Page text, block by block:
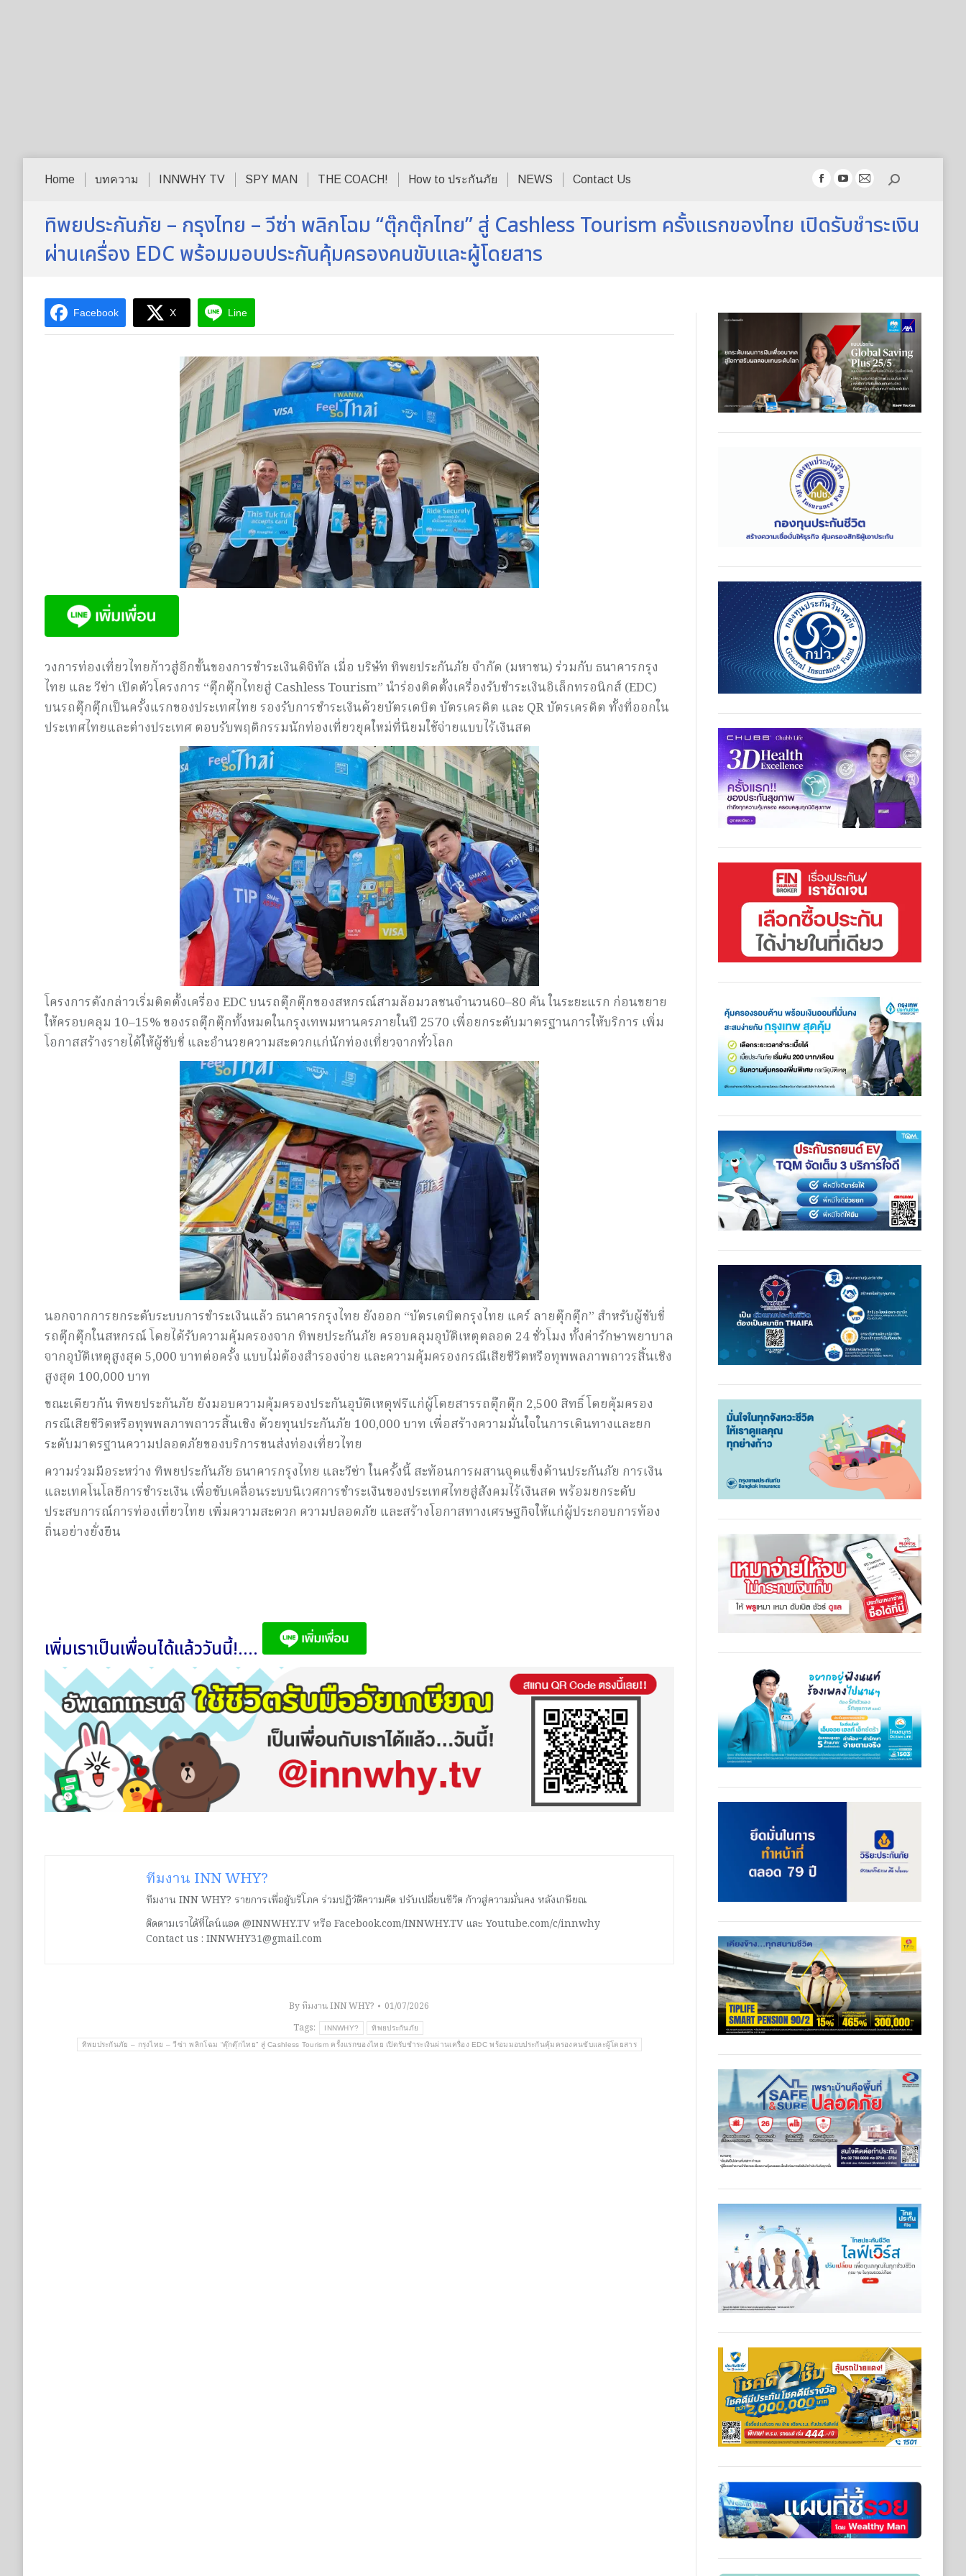
Home บทความ INNWHY TV SPY MAN THE COACH! How to ประกันภัย NEWS Contact Us
Facebook
opens
YouTube
opens
Mail
opens
Search:
ทิพยประกันภัย – กรุงไทย – วีซ่า พลิกโฉม “ตุ๊กตุ๊กไทย” สู่ Cashless Tourism ครั้งแรกของไทย เปิดรับชำระเงิน
ผ่านเครื่อง EDC พร้อมมอบประกันคุ้มครองคนขับและผู้โดยสาร
Facebook X Line
วงการท่องเที่ยวไทยก้าวสู่อีกขั้นของการชำระเงินดิจิทัล เมื่อ บริษัท ทิพยประกันภัย จำกัด (มหาชน) ร่วมกับ ธนาคารกรุง
ไทย และ วีซ่า เปิดตัวโครงการ “ตุ๊กตุ๊กไทยสู่ Cashless Tourism” นำร่องติดตั้งเครื่องรับชำระเงินอิเล็กทรอนิกส์ (EDC)
บนรถตุ๊กตุ๊กเป็นครั้งแรกของประเทศไทย รองรับการชำระเงินด้วยบัตรเดบิต บัตรเครดิต และ QR บัตรเครดิต ทั้งที่ออกใน
ประเทศไทยและต่างประเทศ ตอบรับพฤติกรรมนักท่องเที่ยวยุคใหม่ที่นิยมใช้จ่ายแบบไร้เงินสด
โครงการดังกล่าวเริ่มติดตั้งเครื่อง EDC บนรถตุ๊กตุ๊กของสหกรณ์สามล้อมวลชนจำนวน60–80 คัน ในระยะแรก ก่อนขยาย
ให้ครอบคลุม 10–15% ของรถตุ๊กตุ๊กทั้งหมดในกรุงเทพมหานครภายในปี 2570 เพื่อยกระดับมาตรฐานการให้บริการ เพิ่ม
โอกาสสร้างรายได้ให้ผู้ขับขี่ และอำนวยความสะดวกแก่นักท่องเที่ยวจากทั่วโลก
นอกจากการยกระดับระบบการชำระเงินแล้ว ธนาคารกรุงไทย ยังออก “บัตรเดบิตกรุงไทย แคร์ ลายตุ๊กตุ๊ก” สำหรับผู้ขับขี่
รถตุ๊กตุ๊กในสหกรณ์ โดยได้รับความคุ้มครองจาก ทิพยประกันภัย ครอบคลุมอุบัติเหตุตลอด 24 ชั่วโมง ทั้งค่ารักษาพยาบาล
จากอุบัติเหตุสูงสุด 5,000 บาทต่อครั้ง แบบไม่ต้องสำรองจ่าย และความคุ้มครองกรณีเสียชีวิตหรือทุพพลภาพถาวรสิ้นเชิง
สูงสุด 100,000 บาท
ขณะเดียวกัน ทิพยประกันภัย ยังมอบความคุ้มครองประกันอุบัติเหตุฟรีแก่ผู้โดยสารรถตุ๊กตุ๊ก 2,500 สิทธิ์ โดยคุ้มครอง
กรณีเสียชีวิตหรือทุพพลภาพถาวรสิ้นเชิง ด้วยทุนประกันภัย 100,000 บาท เพื่อสร้างความมั่นใจในการเดินทางและยก
ระดับมาตรฐานความปลอดภัยของบริการขนส่งท่องเที่ยวไทย
ความร่วมมือระหว่าง ทิพยประกันภัย ธนาคารกรุงไทย และวีซ่า ในครั้งนี้ สะท้อนการผสานจุดแข็งด้านประกันภัย การเงิน
และเทคโนโลยีการชำระเงิน เพื่อขับเคลื่อนระบบนิเวศการชำระเงินของประเทศไทยสู่สังคมไร้เงินสด พร้อมยกระดับ
ประสบการณ์การท่องเที่ยวไทย เพิ่มความสะดวก ความปลอดภัย และสร้างโอกาสทางเศรษฐกิจให้แก่ผู้ประกอบการท้อง
ถิ่นอย่างยั่งยืน
เพิ่มเราเป็นเพื่อนได้แล้ววันนี้!....
ทีมงาน INN WHY?
ทีมงาน INN WHY? รายการเพื่อผู้บริโภค ร่วมปฏิวัติความคิด ปรับเปลี่ยนชีวิต ก้าวสู่ความมั่นคง หลังเกษียณ
ติดตามเราได้ที่ไลน์แอด @INNWHY.TV หรือ Facebook.com/INNWHY.TV และ Youtube.com/c/innwhy
Contact us : INNWHY31@gmail.com
Byทีมงาน INN WHY?
01/07/2026
Tags:
INNWHY? ทิพยประกันภัย
ทิพยประกันภัย – กรุงไทย – วีซ่า พลิกโฉม “ตุ๊กตุ๊กไทย” สู่ Cashless Tourism ครั้งแรกของไทย เปิดรับชำระเงินผ่านเครื่อง EDC พร้อมมอบประกันคุ้มครองคนขับและผู้โดยสาร